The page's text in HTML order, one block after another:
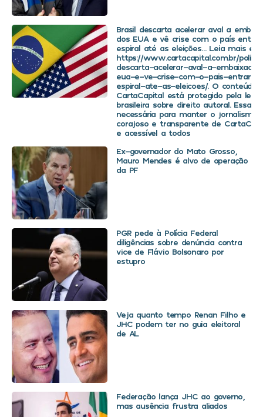
Brasil descarta acelerar aval a
dos EUA e vê crise com o país
espiral até as eleições… Leia mais em
https://www.cartacapital.com.br/
descarta-acelerar-aval-a-
eua-e-ve-crise-com-o-pais-entrar-
espiral-ate-as-eleicoes/. O conteúdo
CartaCapital está protegido pela
brasileira sobre direito autoral. Essa
necessária para manter o jornalismo
corajoso e transparente de
e acessível a todos
Ex-governador do Mato Grosso,
Mauro Mendes é alvo de operação
da PF
PGR pede à Polícia Federal
diligências sobre denúncia contra
vice de Flávio Bolsonaro por
estupro
Veja quanto tempo Renan Filho e
JHC podem ter no guia eleitoral
de AL
Federação lança JHC ao governo,
mas ausência frustra aliados